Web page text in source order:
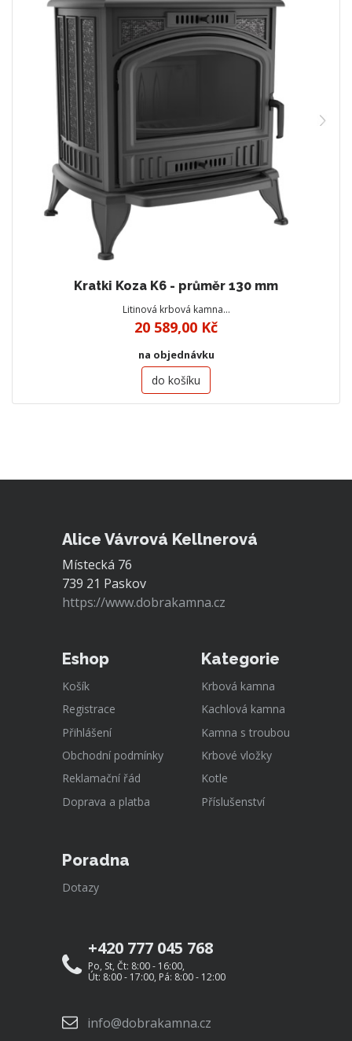
Kratki Koza K6 - průměr 130 mm
Litinová krbová kamna…
20 589,00 Kč
na objednávku
do košíku
Alice Vávrová Kellnerová
Místecká 76
739 21 Paskov
https://www.dobrakamna.cz
Eshop
Košík
Registrace
Přihlášení
Obchodní podmínky
Reklamační řád
Doprava a platba
Kategorie
Krbová kamna
Kachlová kamna
Kamna s troubou
Krbové vložky
Kotle
Příslušenství
Poradna
Dotazy
+420 777 045 768
Po, St, Čt: 8:00 - 16:00,
Út: 8:00 - 17:00, Pá: 8:00 - 12:00
info@dobrakamna.cz